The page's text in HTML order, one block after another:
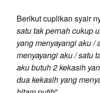
Berikut cuplikan syair
satu tak pernah cukup
yang menyayangi aku /
menyayangi aku / satu
aku butuh 2 kekasih
dua kekasih yang